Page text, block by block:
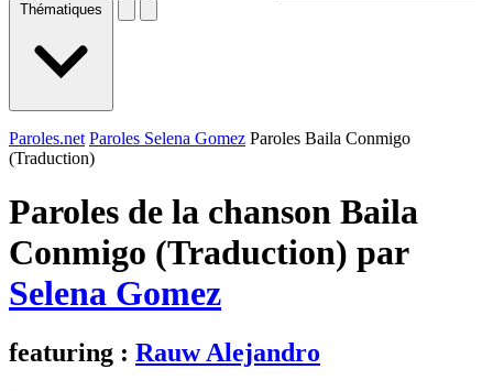
Thématiques
Paroles.net Paroles Selena Gomez Paroles Baila Conmigo
(Traduction)
Paroles de la chanson Baila
Conmigo (Traduction) par
Selena Gomez
featuring : Rauw Alejandro